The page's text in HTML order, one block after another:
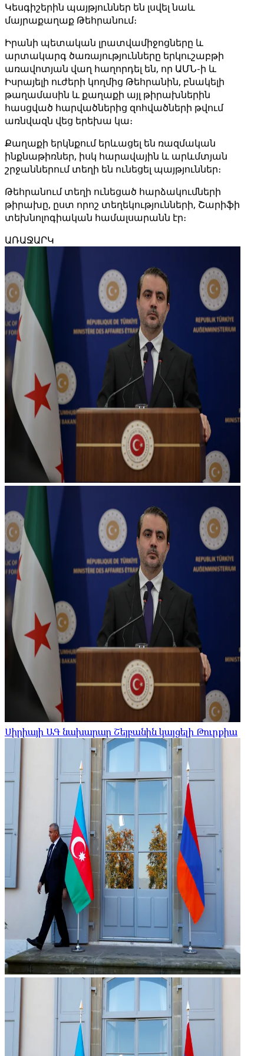
Կեսգիշերին պայթյուններ են լսվել նաև
մայրաքաղաք Թեհրանում։
Իրանի պետական ​​լրատվամիջոցները և
արտակարգ ծառայությունները երկուշաբթի
առավոտյան վաղ հաղորդել են, որ ԱՄՆ-ի և
Իսրայելի ուժերի կողմից Թեհրանին, բնակելի
թաղամասին և քաղաքի այլ թիրախներին
հասցված հարվածներից զոհվածների թվում
առնվազն վեց երեխա կա։
Քաղաքի երկնքում երևացել են ռազմական
ինքնաթիռներ, իսկ հարավային և արևմտյան
շրջաններում տեղի են ունեցել պայթյուններ։
Թեհրանում տեղի ունեցած հարձակումների
թիրախը, ըստ որոշ տեղեկությունների, Շարիֆի
տեխնոլոգիական համալսարանն էր։
ԱՌԱՋԱՐԿ
Սիրիայի ԱԳ նախարար Շեյբանին կայցելի Թուրքիա